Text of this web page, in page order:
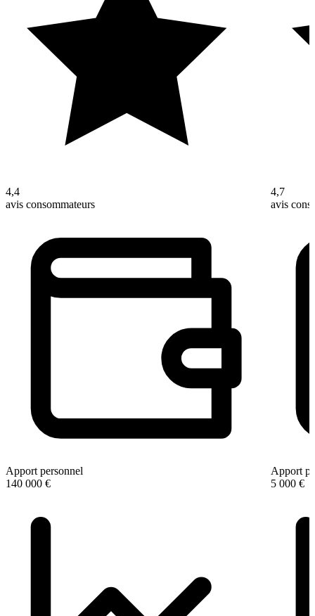
4,4
avis consommateurs
Apport personnel
140 000 €
4,7
avis
Apport
5 000 €